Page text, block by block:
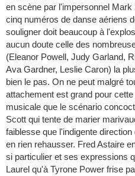
en scène par l'impersonnel
cinq numéros de danse aériens
souligner doit beaucoup à
aucun doute celle des
(Eleanor Powell, Judy Garland,
Ava Gardner, Leslie Caron) la
bien le pas. On ne peut malgré
attachement est grand pour
musicale que le scénario
Scott qui tente de marier
faiblesse que l'indigente
en rien rehausser. Fred Astaire
si particulier et ses expressions
Laurel qu'à Tyrone Power frise